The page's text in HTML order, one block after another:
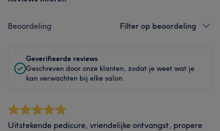
Beoordeling Filter op beoordeling
Geverifieerde reviews
Geschreven door onze klanten, zodat je weet wat je
kan verwachten bij elke salon.
Uitstekende pedicure, vriendelijke ontvangst, propere